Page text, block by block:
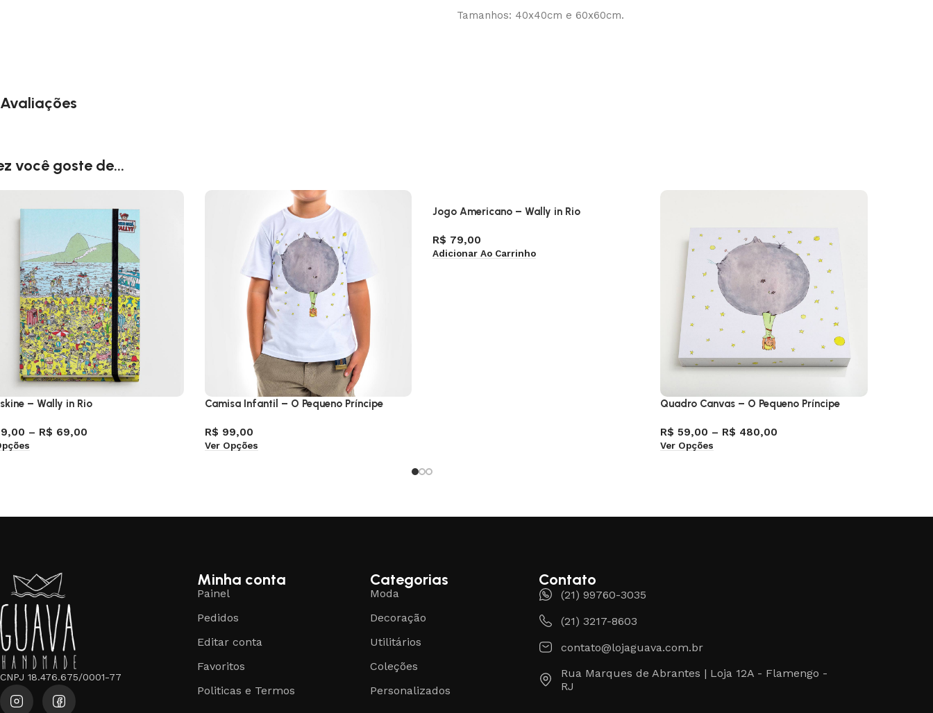
Tamanhos: 40x40cm e 60x60cm.
Avaliações
você goste de...
– Wally in Rio
– R$ 69,00
Camisa Infantil – O Pequeno Príncipe
R$ 99,00
Ver Opções
Jogo Americano – Wally in Rio
R$ 79,00
Adicionar Ao Carrinho
Quadro Canvas – O Pequeno Príncipe
R$ 59,00 – R$ 480,00
Ver Opções
CNPJ 18.476.675/0001-77
Minha conta
Painel
Pedidos
Editar conta
Favoritos
Politicas e Termos
Categorias
Moda
Decoração
Utilitários
Coleções
Personalizados
Contato
(21) 99760-3035
(21) 3217-8603
contato@lojaguava.com.br
Rua Marques de Abrantes | Loja 12A - Flamengo -
RJ